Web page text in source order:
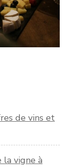
de vins et
vigne à